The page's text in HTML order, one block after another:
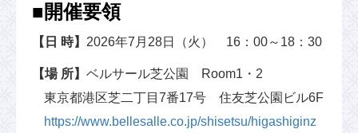
■開催要領
【日 時】 2026年7月28日（火） 16：00～18：30
【場 所】 ベルサール芝公園 Room1・2
東京都港区芝二丁目7番17号 住友芝公園ビル6F
https://www.bellesalle.co.jp/shisetsu/higashiginz